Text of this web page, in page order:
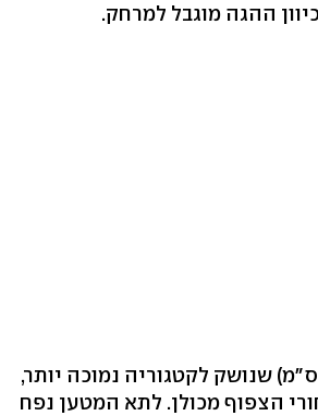
ההגה מוגבל למרחק.
בסיס גלגלים (260 ס"מ) שנושק לקטגוריה נמוכה יותר,
הצפוף מכולן. לתא המטען נפח